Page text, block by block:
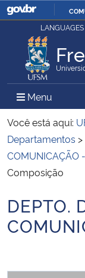
Ministério da Justiça e
Ministério da Defesa
Ministério das Relações
Ministério da Economia
Ministério da
Ministério da
LANGUAGES
Menu
Você está aqui:
Departamentos >
COMUNICAÇÃO
Composição
Início do
DEPTO.